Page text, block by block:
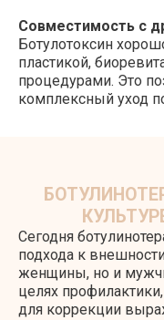
Совместимость с
Ботулотоксин
пластикой,
процедурами. Это
комплексный уход
Сегодня
подхода к
женщины, но и
целях
для коррекции